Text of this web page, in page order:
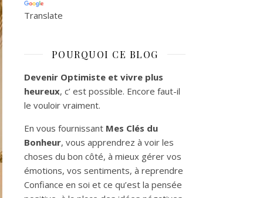
Translate
POURQUOI CE BLOG
Devenir Optimiste et vivre plus
heureux, c’ est possible. Encore faut-il
le vouloir vraiment.
En vous fournissant Mes Clés du
Bonheur, vous apprendrez à voir les
choses du bon côté, à mieux gérer vos
émotions, vos sentiments, à reprendre
Confiance en soi et ce qu’est la pensée